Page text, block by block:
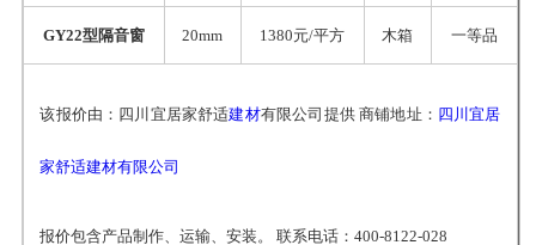
GY22型隔音窗 20mm 1380元/平方 木箱 一等品
该报价由：四川宜居家舒适建材有限公司提供 商铺地址： 四川宜居
家舒适建材有限公司
报价包含产品制作、运输、安装。 联系电话：400-8122-028